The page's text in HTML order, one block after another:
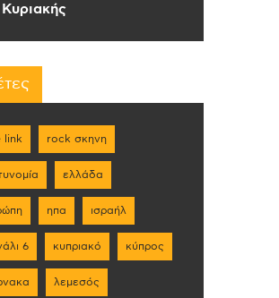
Κυριακής
link rock σκηνη
ελλάδα
ηπα ισραήλ
6 κυπριακό κύπρος
λεμεσός